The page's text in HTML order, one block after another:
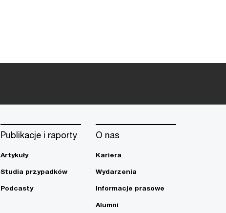
Publikacje i raporty
Artykuły
Studia przypadków
Podcasty
O nas
Kariera
Wydarzenia
Informacje prasowe
Alumni